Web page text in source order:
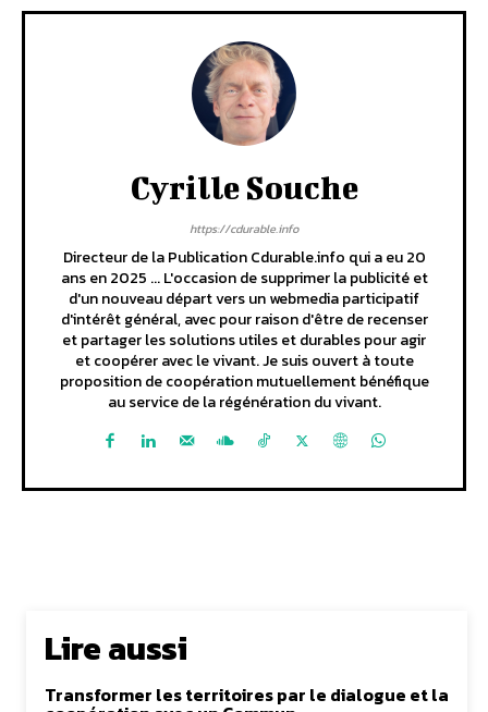
Cyrille Souche
https://cdurable.info
Directeur de la Publication Cdurable.info qui a eu 20
ans en 2025 ... L'occasion de supprimer la publicité et
d'un nouveau départ vers un webmedia participatif
d'intérêt général, avec pour raison d'être de recenser
et partager les solutions utiles et durables pour agir
et coopérer avec le vivant. Je suis ouvert à toute
proposition de coopération mutuellement bénéfique
au service de la régénération du vivant.
Lire aussi
Transformer les territoires par le dialogue et la